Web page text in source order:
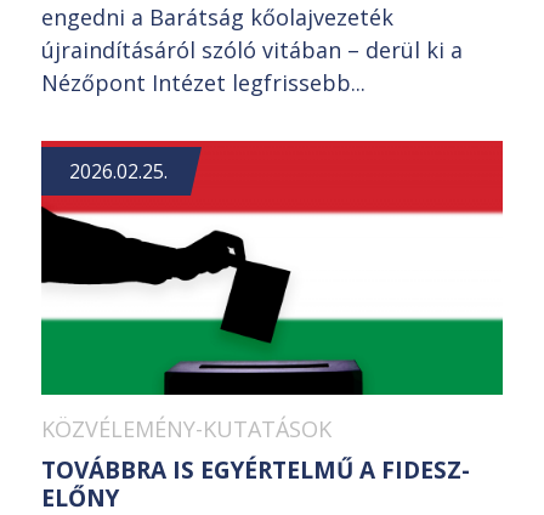
engedni a Barátság kőolajvezeték
újraindításáról szóló vitában – derül ki a
Nézőpont Intézet legfrissebb...
2026.02.25.
KÖZVÉLEMÉNY-KUTATÁSOK
TOVÁBBRA IS EGYÉRTELMŰ A FIDESZ-
ELŐNY